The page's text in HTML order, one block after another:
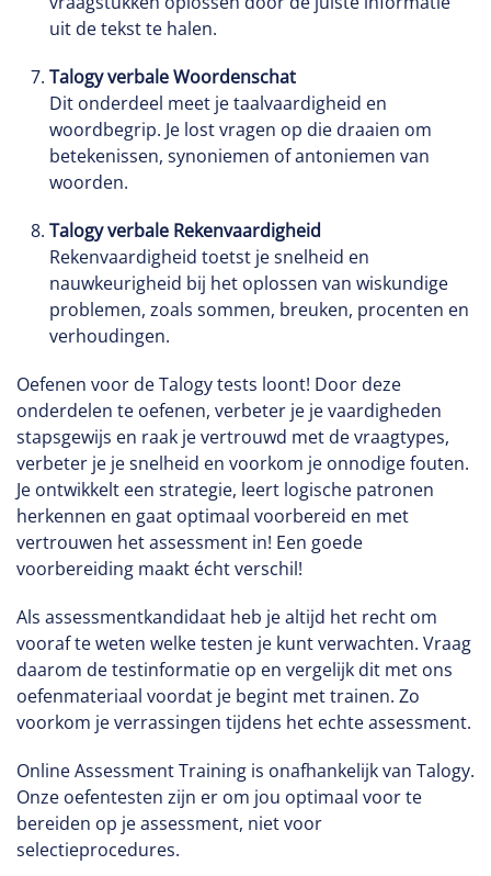
uit de tekst te halen.
Talogy verbale Woordenschat
Dit onderdeel meet je taalvaardigheid en
woordbegrip. Je lost vragen op die draaien om
betekenissen, synoniemen of antoniemen van
woorden.
Talogy verbale Rekenvaardigheid
Rekenvaardigheid toetst je snelheid en
nauwkeurigheid bij het oplossen van wiskundige
problemen, zoals sommen, breuken, procenten en
verhoudingen.
Oefenen voor de Talogy tests loont! Door deze
onderdelen te oefenen, verbeter je je vaardigheden
stapsgewijs en raak je vertrouwd met de vraagtypes,
verbeter je je snelheid en voorkom je onnodige fouten.
Je ontwikkelt een strategie, leert logische patronen
herkennen en gaat optimaal voorbereid en met
vertrouwen het assessment in! Een goede
voorbereiding maakt écht verschil!
Als assessmentkandidaat heb je altijd het recht om
vooraf te weten welke testen je kunt verwachten. Vraag
daarom de testinformatie op en vergelijk dit met ons
oefenmateriaal voordat je begint met trainen. Zo
voorkom je verrassingen tijdens het echte assessment.
Online Assessment Training is onafhankelijk van Talogy.
Onze oefentesten zijn er om jou optimaal voor te
bereiden op je assessment, niet voor
selectieprocedures.